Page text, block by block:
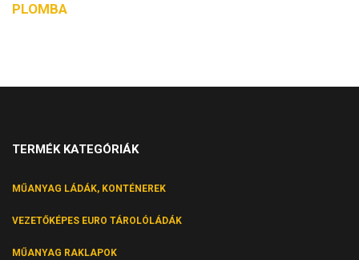
PLOMBA
TERMÉK KATEGÓRIÁK
MŰANYAG LÁDÁK, KONTÉNEREK
VEZETŐKÉPES EURO TÁROLÓLÁDÁK
MŰANYAG RAKLAPOK